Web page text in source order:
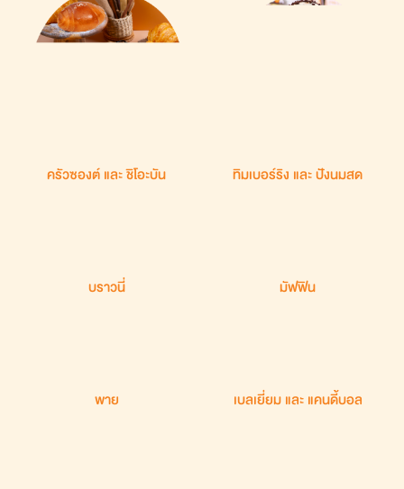
ครัวซองต์ และ ชิโอะบัน ทิมเบอร์ริง และ ปังนมสด
บราวนี่ มัฟฟิน
พาย เบลเยี่ยม และ แคนดี้บอล